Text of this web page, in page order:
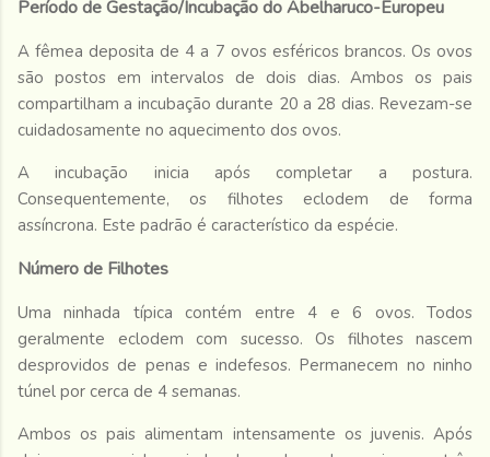
Período de Gestação/Incubação do Abelharuco-Europeu
A fêmea deposita de 4 a 7 ovos esféricos brancos. Os ovos
são postos em intervalos de dois dias. Ambos os pais
compartilham a incubação durante 20 a 28 dias. Revezam-se
cuidadosamente no aquecimento dos ovos.
A incubação inicia após completar a postura.
Consequentemente, os filhotes eclodem de forma
assíncrona. Este padrão é característico da espécie.
Número de Filhotes
Uma ninhada típica contém entre 4 e 6 ovos. Todos
geralmente eclodem com sucesso. Os filhotes nascem
desprovidos de penas e indefesos. Permanecem no ninho
túnel por cerca de 4 semanas.
Ambos os pais alimentam intensamente os juvenis. Após